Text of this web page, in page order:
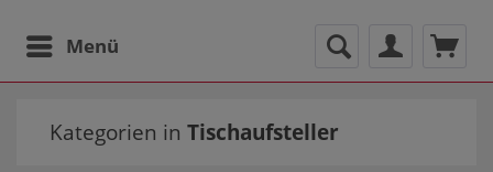
Menü
Kategorien in Tischaufsteller